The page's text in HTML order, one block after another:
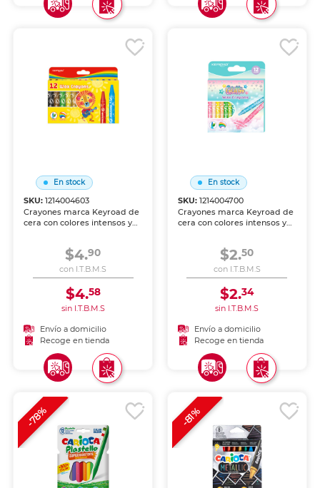
En stock
SKU:1214004603
Crayones marca Keyroad de
cera con colores intensos y
ruptura, perfectos para los
más pequeños.
$4.90
con I.T.B.M.S
$4.58
sin I.T.B.M.S
Envío a domicilio
Recoge en tienda
En stock
SKU: 1214004700
Crayones marca Keyroad de
cera con colores intensos y
ruptura, perfectos para los
más pequeños.
$2.50
con I.T.B.M.S
$2.34
sin I.T.B.M.S
Envío a domicilio
Recoge en tienda
-78% -81%